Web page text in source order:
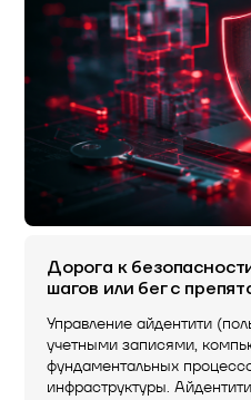
Дорога к
шагов или бег с
Управление айдентити
учетными записями,
фундаментальных
инфраструктуры.